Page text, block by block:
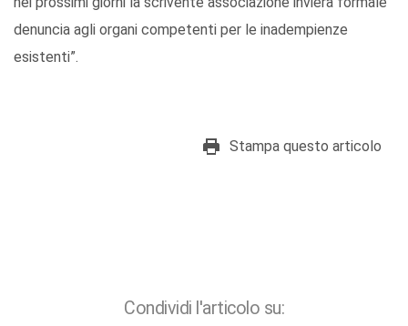
denuncia agli organi competenti per le inadempienze
esistenti”.
Stampa questo articolo
Condividi l'articolo su: